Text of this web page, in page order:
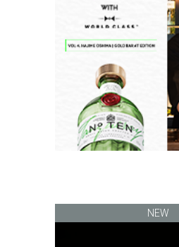
NEW